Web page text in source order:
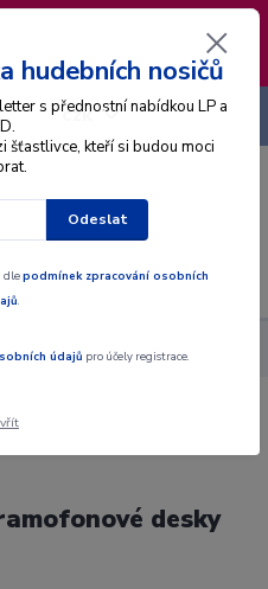
dovolenou. Datum
se posouvá na pátek
🐋
Menu
CZK
desky
hudebních nosičů
s přednostní nabídkou LP a
šťastlivce, kteří si budou moci
Odeslat
dlepodmínek zpracování osobních
.
údajů pro účely registrace.